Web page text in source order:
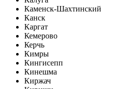
Каменск-Шахтинский
Канск
Каргат
Кемерово
Керчь
Кимры
Кингисепп
Кинешма
Киржач